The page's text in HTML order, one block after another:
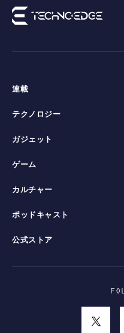
連載
テクノロジー
ガジェット
ゲーム
カルチャー
ポッドキャスト
公式ストア